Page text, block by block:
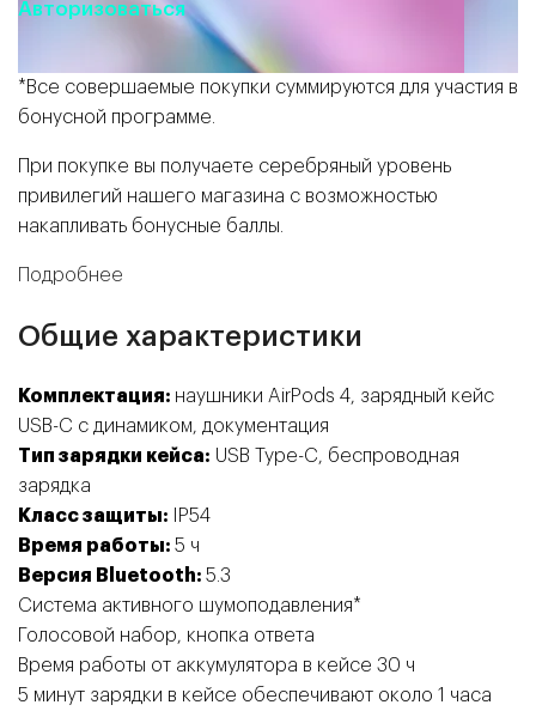
Авторизоваться
*Все совершаемые покупки суммируются для участия в
бонусной программе.
При покупке вы получаете серебряный уровень
привилегий нашего магазина с возможностью
накапливать бонусные баллы.
Подробнее
Общие характеристики
Комплектация: наушники AirPods 4, зарядный кейс
USB-C с динамиком, документация
Тип зарядки кейса: USB Type-C, беспроводная
зарядка
Класс защиты: IP54
Время работы: 5 ч
Версия Bluetooth: 5.3
Система активного шумоподавления*
Голосовой набор, кнопка ответа
Время работы от аккумулятора в кейсе 30 ч
5 минут зарядки в кейсе обеспечивают около 1 часа